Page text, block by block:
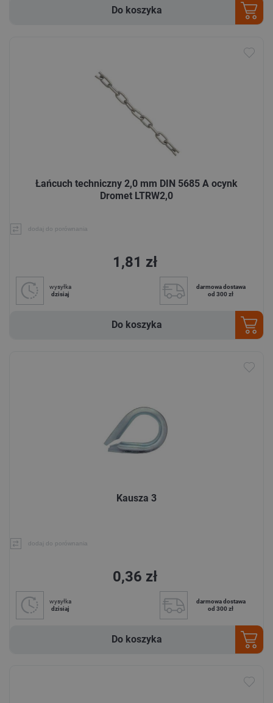
Do koszyka
Łańcuch techniczny 2,0 mm DIN 5685 A ocynk
Dromet LTRW2,0
dodaj do porównania
1,81 zł
wysyłka
dzisiaj
darmowa dostawa
od 300 zł
Do koszyka
Kausza 3
dodaj do porównania
0,36 zł
wysyłka
dzisiaj
darmowa dostawa
od 300 zł
Do koszyka